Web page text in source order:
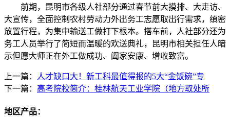
前期，昆明市各级人社部分通过春节前大摸排、大走访、
大宣传，全面控制农村劳动力外出务工志愿取出行需求，缜密
放置行程，为集中输送工做打下根本。搭车前，人社部分还为
务工人员举行了简短而温暖的欢送典礼，昆明市相关担任人暗
示但愿大师正在外工做成功、阖家安康、增收致富。
上一篇：
人才缺口大！新工科最值得报的5大“金饭碗”专
下一篇： 高考院校简介：桂林航天工业学院（地方取处所
地区产品：